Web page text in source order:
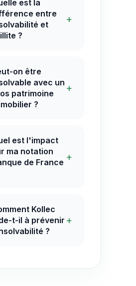
est la
entre
et
?
+
on être
avec un
patrimoine
?
+
est l'impact
ma notation
de France +
Kollec
t-il à prévenir
?
+